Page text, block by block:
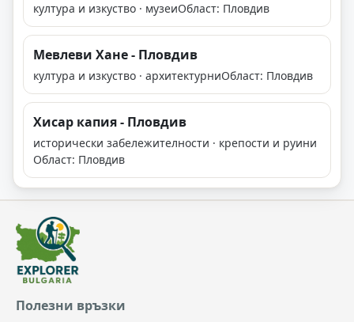
култура и изкуство · музеиОбласт: Пловдив
Мевлеви Хане - Пловдив
култура и изкуство · архитектурниОбласт: Пловдив
Хисар капия - Пловдив
исторически забележителности · крепости и руини
Област: Пловдив
Полезни връзки